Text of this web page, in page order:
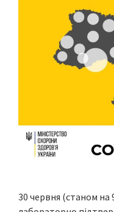
30 червня (станом на